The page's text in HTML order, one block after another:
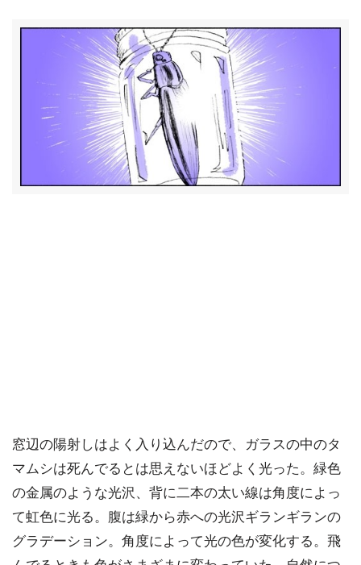
窓辺の陽射しはよく入り込んだので、ガラスの中のタ
マムシは死んでるとは思えないほどよく光った。緑色
の金属のような光沢、背に二本の太い線は角度によっ
て虹色に光る。腹は緑から赤への光沢ギランギランの
グラデーション。角度によって光の色が変化する。飛